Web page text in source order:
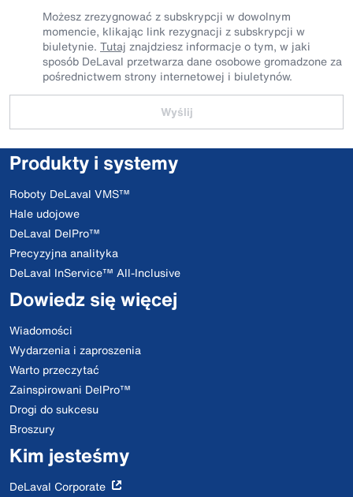
Możesz zrezygnować z subskrypcji w dowolnym
momencie, klikając link rezygnacji z subskrypcji w
biuletynie. Tutaj znajdziesz informacje o tym, w jaki
sposób DeLaval przetwarza dane osobowe gromadzone za
pośrednictwem strony internetowej i biuletynów.
Wyślij
Produkty i systemy
Roboty DeLaval VMS™
Hale udojowe
DeLaval DelPro™
Precyzyjna analityka
DeLaval InService™ All-Inclusive
Dowiedz się więcej
Wiadomości
Wydarzenia i zaproszenia
Warto przeczytać
Zainspirowani DelPro™
Drogi do sukcesu
Broszury
Kim jesteśmy
DeLaval Corporate